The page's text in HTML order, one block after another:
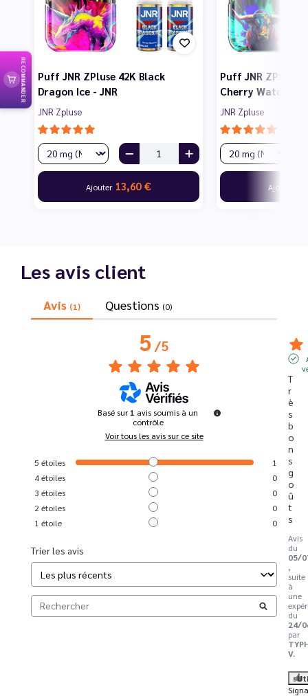
Puff JNR ZPluse 42K Black
Dragon Ice - JNR
JNR Zpluse
Ajouter 13,60 €
Puff JNR ZPluse
Cherry
JNR Zpluse
Ajouter
Les avis client
Avis (1) Questions (0)
5/5
Basé sur1 avis soumis à un
contrôle
Voir tous les avis sur ce site
5 étoiles
1
4étoiles
0
3 étoiles
0
2 étoiles
0
1 étoile 0
Trier les avis
T
r
è
s
b
o
n
s
g
o
û
t
s
Avis
du
05/
,
suite
à
une
du
24/
par
V.
RECOMMANDER